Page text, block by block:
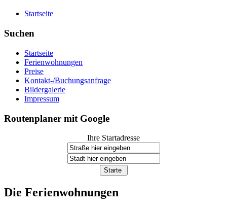
Startseite
Suchen
Startseite
Ferienwohnungen
Preise
Kontakt-/Buchungsanfrage
Bildergalerie
Impressum
Routenplaner mit Google
Ihre Startadresse
Die Ferienwohnungen